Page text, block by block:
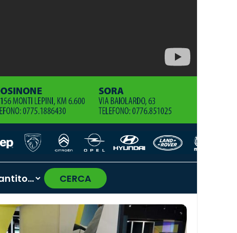
CERCA
›